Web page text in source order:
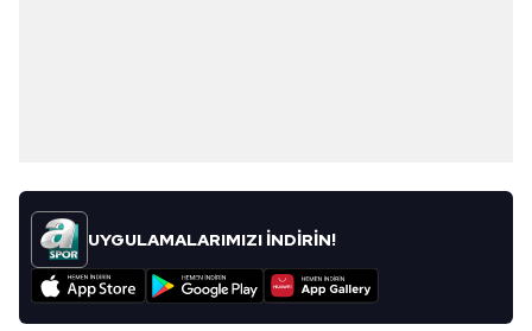
UYGULAMALARIMIZI İNDİRİN!